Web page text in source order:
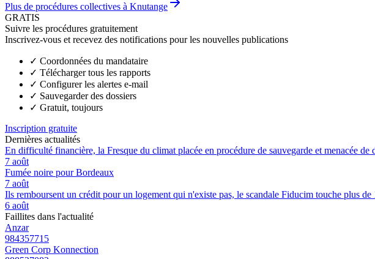
Plus de procédures collectives à Knutange
GRATIS
Suivre les procédures gratuitement
Inscrivez-vous et recevez des notifications pour les nouvelles publications
✓ Coordonnées du mandataire
✓ Télécharger tous les rapports
✓ Configurer les alertes e-mail
✓ Sauvegarder des dossiers
✓ Gratuit, toujours
Inscription gratuite
Dernières actualités
En difficulté financière, la Fresque du climat placée en procédure de sauvegarde et menacée de
7 août
Fumée noire pour Bordeaux
7 août
Ils remboursent un crédit pour un logement qui n'existe pas, le scandale Fiducim touche plus de
6 août
Faillites dans l'actualité
Anzar
984357715
Green Corp Konnection